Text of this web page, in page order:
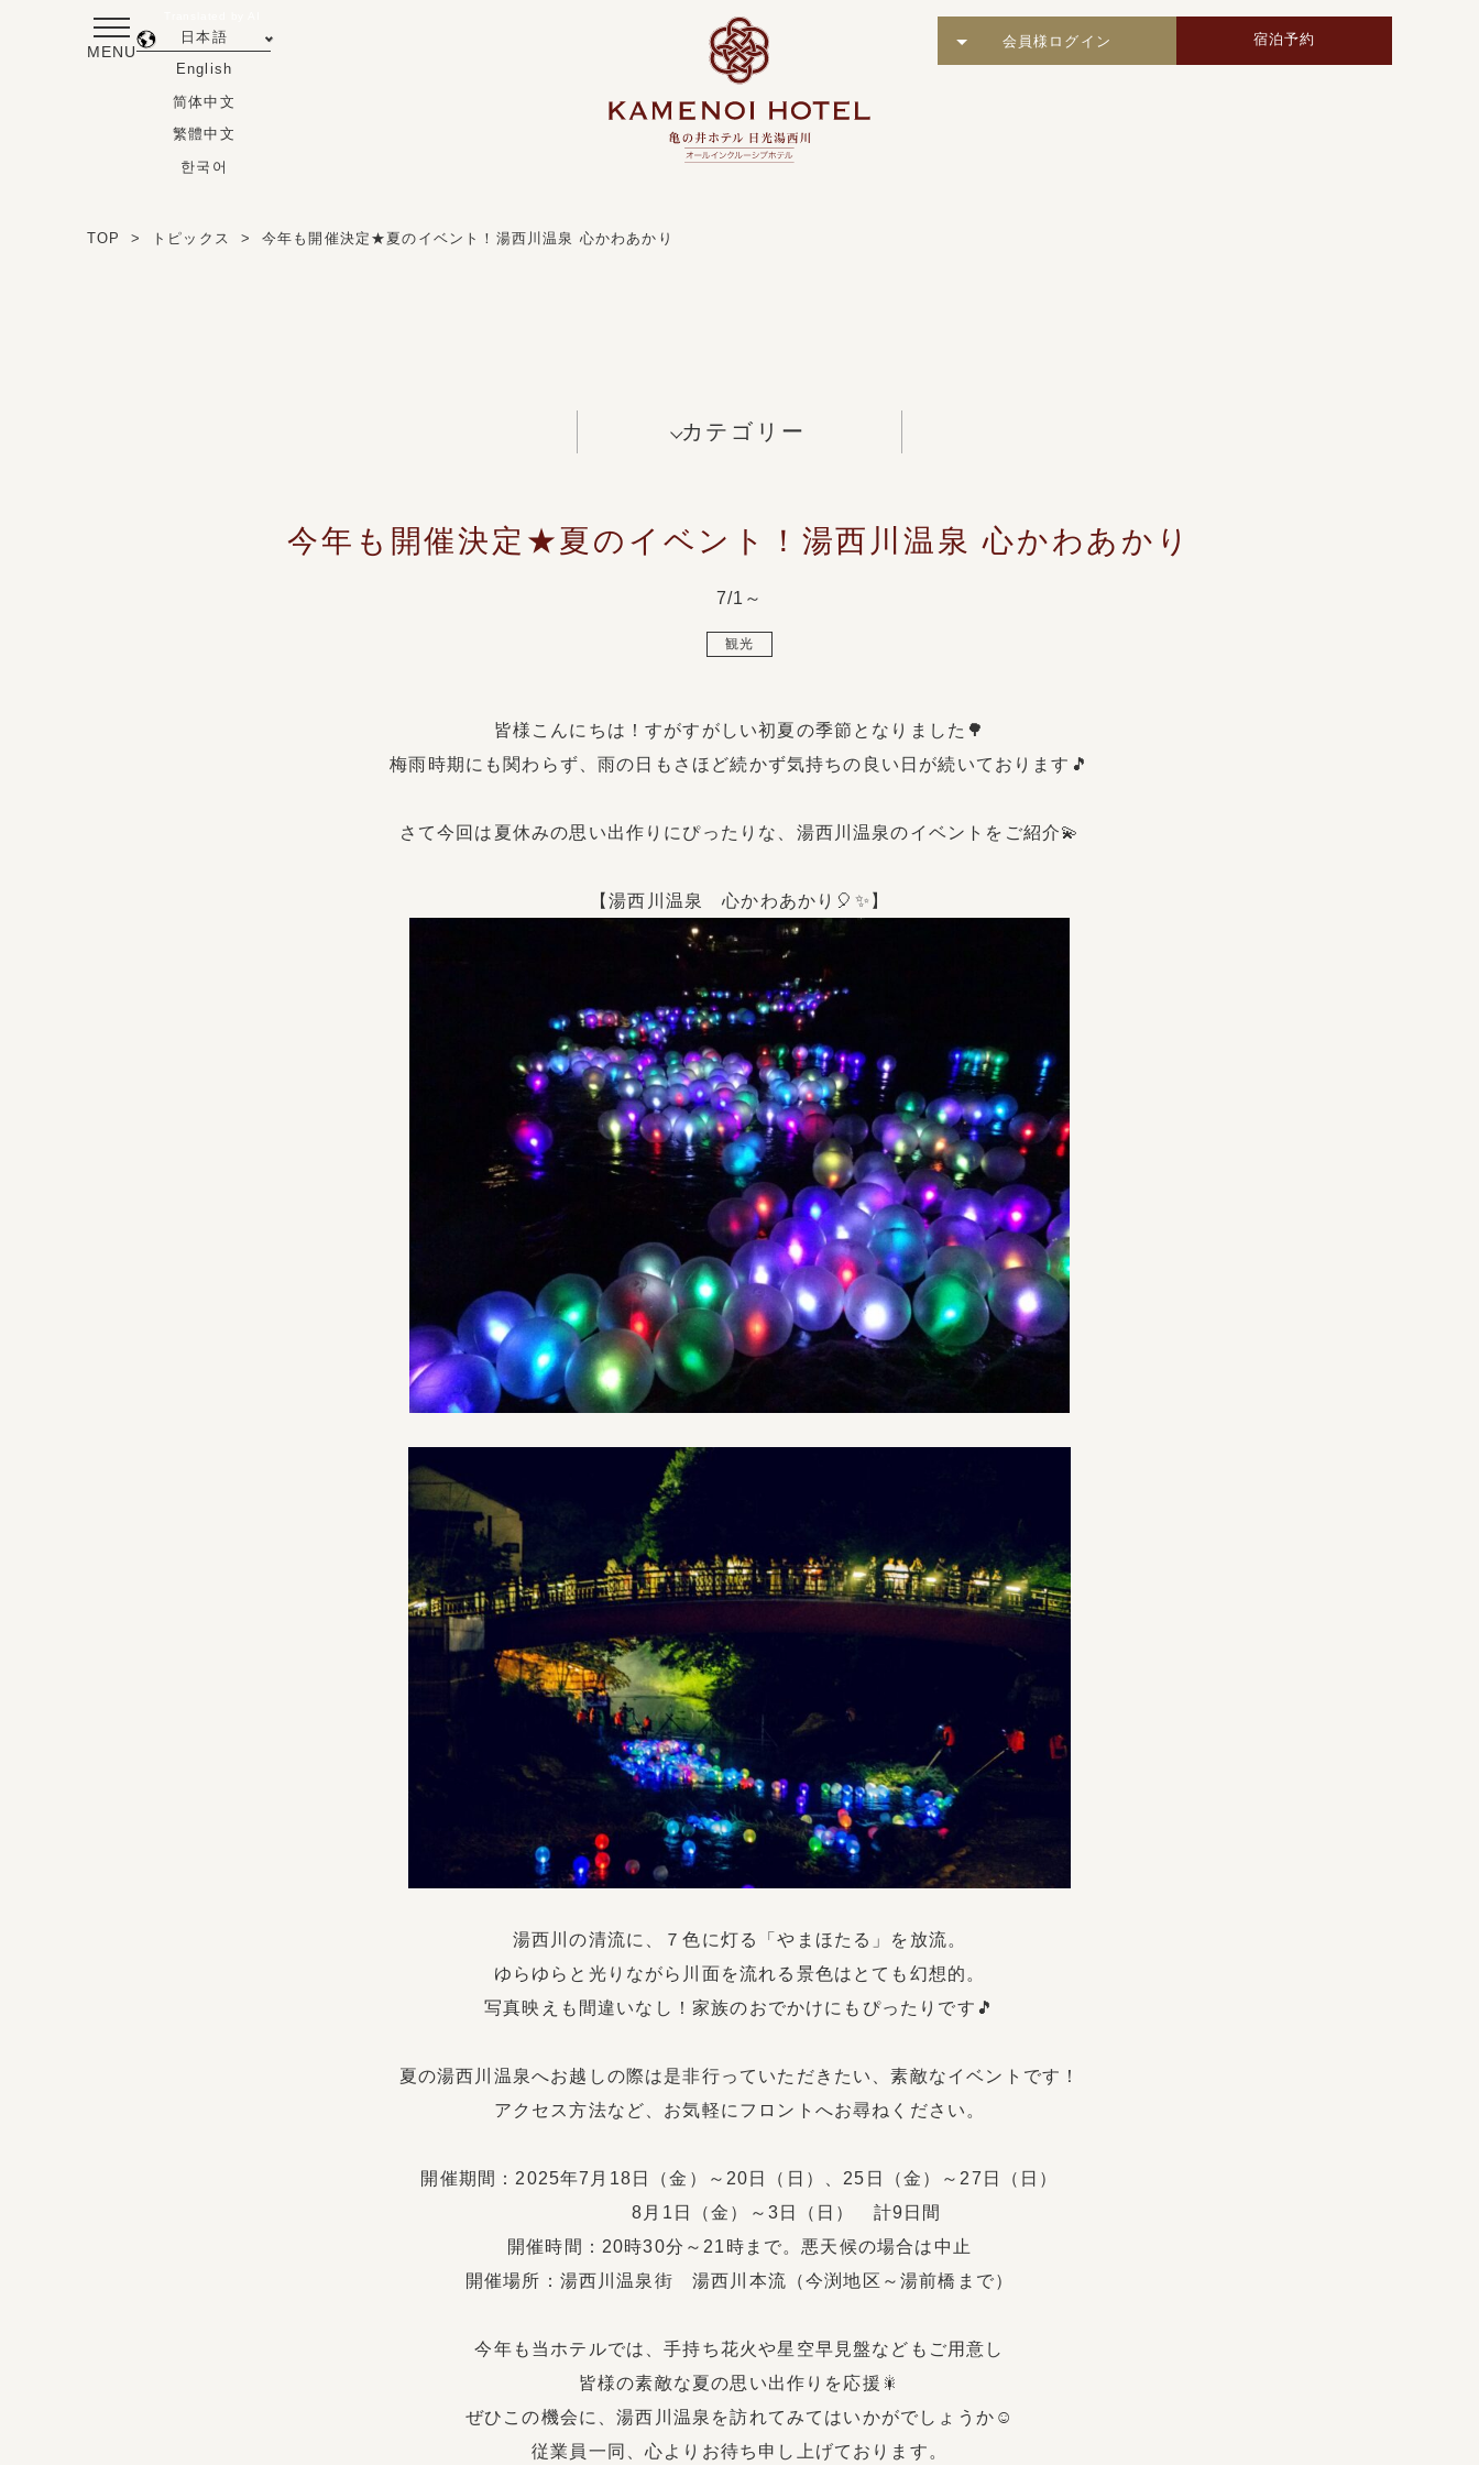
MENU
日本語
English
简体中文
繁體中文
한국어
会員様ログイン 宿泊予約
TOP トピックス 今年も開催決定★夏のイベント！湯西川温泉 心かわあかり
カテゴリー
今年も開催決定★夏のイベント！湯西川温泉 心かわあかり
7/1～
観光
皆様こんにちは！すがすがしい初夏の季節となりました🌳
梅雨時期にも関わらず、雨の日もさほど続かず気持ちの良い日が続いております🎵
さて今回は夏休みの思い出作りにぴったりな、湯西川温泉のイベントをご紹介💫
【湯西川温泉 心かわあかり🎈✨️】
湯西川の清流に、７色に灯る「やまほたる」を放流。
ゆらゆらと光りながら川面を流れる景色はとても幻想的。
写真映えも間違いなし！家族のおでかけにもぴったりです🎵
夏の湯西川温泉へお越しの際は是非行っていただきたい、素敵なイベントです！
アクセス方法など、お気軽にフロントへお尋ねください。
開催期間：2025年7月18日（金）～20日（日）、25日（金）～27日（日）
8月1日（金）～3日（日） 計9日間
開催時間：20時30分～21時まで。悪天候の場合は中止
開催場所：湯西川温泉街 湯西川本流（今渕地区～湯前橋まで）
今年も当ホテルでは、手持ち花火や星空早見盤などもご用意し
皆様の素敵な夏の思い出作りを応援🎇
ぜひこの機会に、湯西川温泉を訪れてみてはいかがでしょうか☺
従業員一同、心よりお待ち申し上げております。